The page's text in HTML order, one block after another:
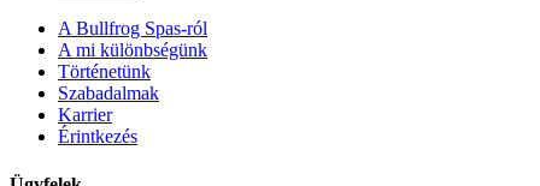
A Bullfrog Spas-ról
A mi különbségünk
Történetünk
Szabadalmak
Karrier
Érintkezés